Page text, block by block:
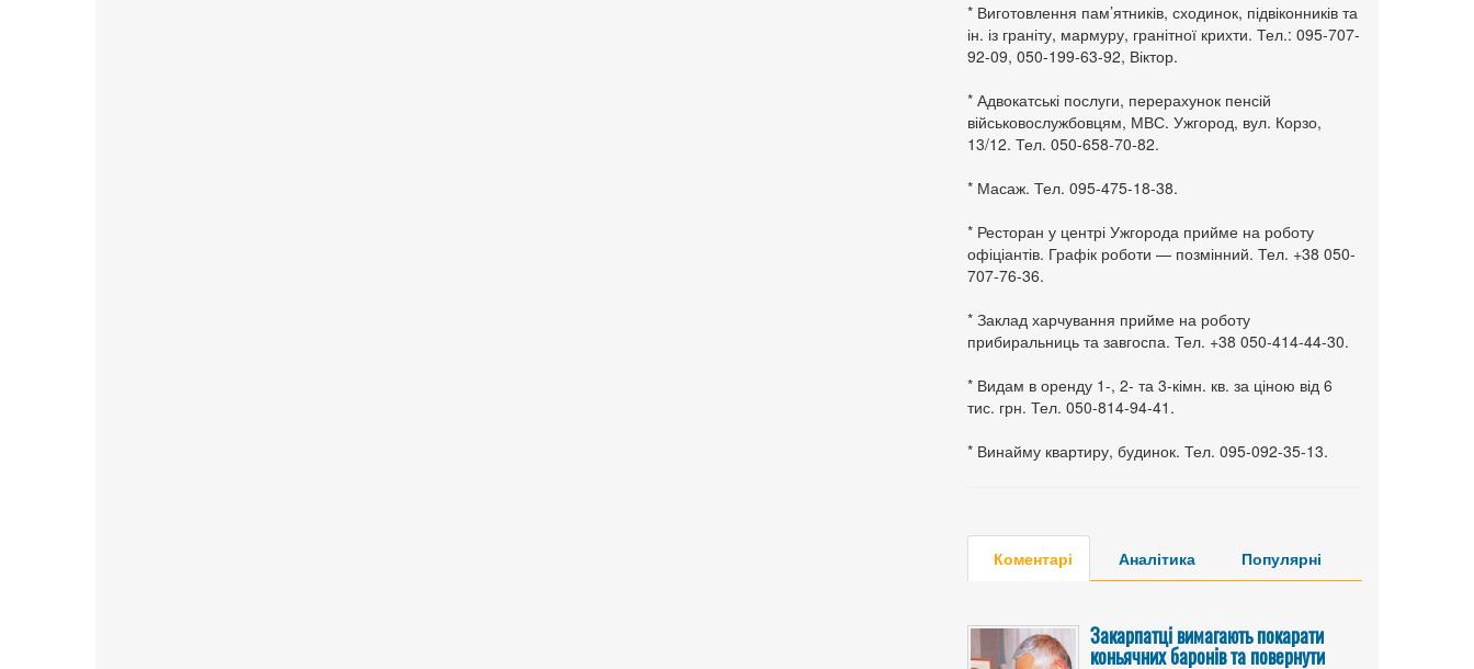
* Виготовлення пам’ятників, сходинок, підвіконників та
ін. із граніту, мармуру, гранітної крихти. Тел.: 095-707-
92-09, 050-199-63-92, Віктор.
* Адвокатські послуги, перерахунок пенсій
військовослужбовцям, МВС. Ужгород, вул. Корзо,
13/12. Тел. 050-658-70-82.
* Масаж. Тел. 095-475-18-38.
* Ресторан у центрі Ужгорода прийме на роботу
офіціантів. Графік роботи — позмінний. Тел. +38 050-
707-76-36.
* Заклад харчування прийме на роботу
прибиральниць та завгоспа. Тел. +38 050-414-44-30.
* Видам в оренду 1-, 2- та 3-кімн. кв. за ціною від 6
тис. грн. Тел. 050-814-94-41.
* Винайму квартиру, будинок. Тел. 095-092-35-13.
Коментарі Аналітика Популярні
Закарпатці вимагають покарати
коньячних баронів та повернути